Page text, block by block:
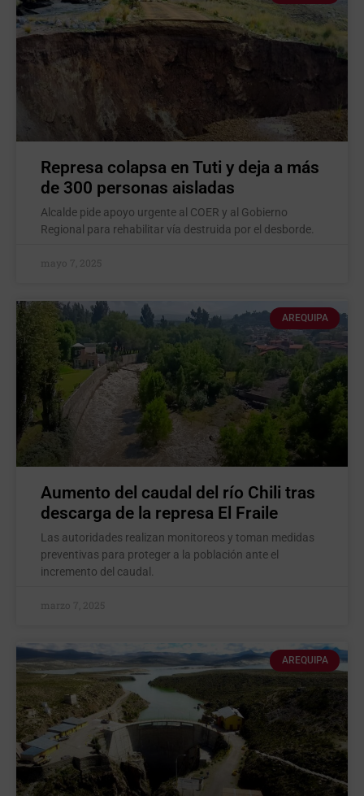
Represa colapsa en Tuti y deja a más
de 300 personas aisladas
Alcalde pide apoyo urgente al COER y al Gobierno
Regional para rehabilitar vía destruida por el desborde.
mayo 7, 2025
AREQUIPA
Aumento del caudal del río Chili tras
descarga de la represa El Fraile
Las autoridades realizan monitoreos y toman medidas
preventivas para proteger a la población ante el
incremento del caudal.
marzo 7, 2025
AREQUIPA